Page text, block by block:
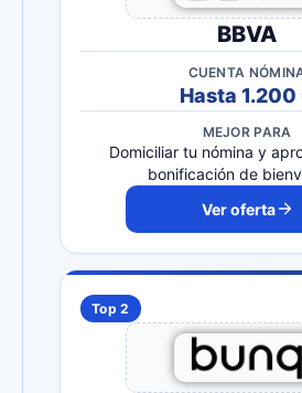
BBVA
CUENTA
Hasta 1.200
MEJOR PARA
Domiciliar tu nómina y
bonificación de
Ver oferta
Top 2